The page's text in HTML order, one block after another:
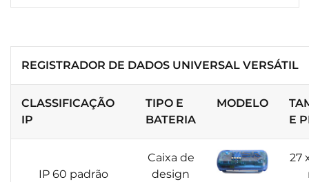
REGISTRADOR DE DADOS UNIVERSAL VERSÁTIL
CLASSIFICAÇÃO
IP
TIPO E
BATERIA
MODELO
E
IP 60 padrão
Caixa de
design
27